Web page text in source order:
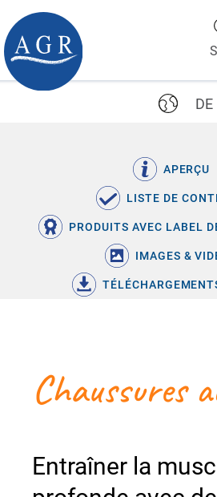
DE
APERÇU
LISTE DE
PRODUITS AVEC LABEL
IMAGES &
Chaussures
Entraîner la